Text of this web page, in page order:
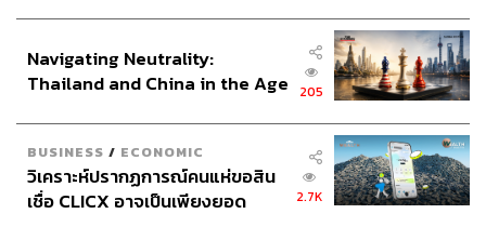
Navigating Neutrality:
Thailand and China in the Age
205
BUSINESS / ECONOMIC
วิเคราะห์ปรากฏการณ์คนแห่ขอสิน
เชื่อ CLICX อาจเป็นเพียงยอด
2.7K